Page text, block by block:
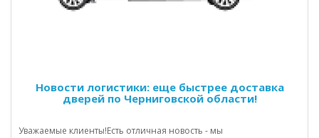
Новости логистики: еще быстрее доставка
дверей по Черниговской области!
Уважаемые клиенты!Есть отличная новость - мы